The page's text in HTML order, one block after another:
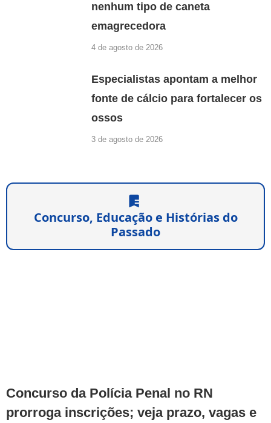
nenhum tipo de caneta
emagrecedora
4 de agosto de 2026
Especialistas apontam a melhor
fonte de cálcio para fortalecer os
ossos
3 de agosto de 2026
Concurso, Educação e Histórias do
Passado
Concurso da Polícia Penal no RN
prorroga inscrições; veja prazo, vagas e